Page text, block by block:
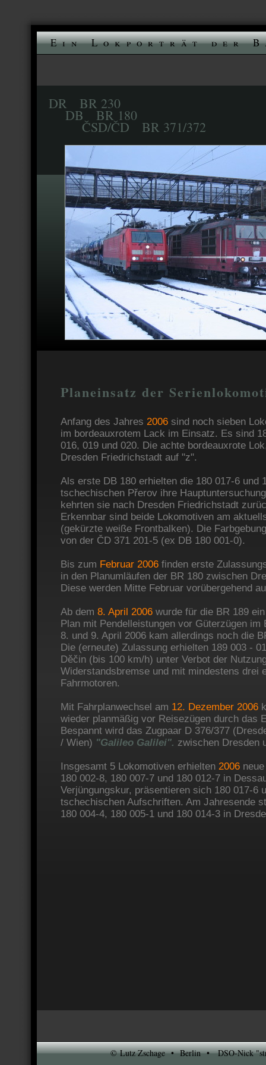
Ein Lokporträt der
DR BR 230
DB BR 180
ČSD/ČD BR 371/372
Planeinsatz der
Anfang des Jahres 2006 sind noch sieben
im bordeauxrotem Lack im Einsatz. Es sind
016, 019 und 020. Die achte bordeauxrote
Dresden Friedrichstadt auf "z".
Als erste DB 180 erhielten die 180 017-6 und
tschechischen Přerov ihre
kehrten sie nach Dresden Friedrichstadt
Erkennbar sind beide Lokomotiven am
(gekürzte weiße Frontbalken). Die
von der ČD 371 201-5 (ex DB 180 001-0).
Bis zum Februar 2006 finden erste
in den Planumläufen der BR 180 zwischen
Diese werden Mitte Februar vorübergehend
Ab dem 8. April 2006 wurde für die BR 189
Plan mit Pendelleistungen vor Güterzügen im
8. und 9. April 2006 kam allerdings noch die
Die (erneute) Zulassung erhielten 189 003 -
Děčin (bis 100 km/h) unter Verbot der
Widerstandsbremse und mit mindestens drei
Fahrmotoren.
Mit Fahrplanwechsel am 12. Dezember 2006
wieder planmäßig vor Reisezügen durch das
Bespannt wird das Zugpaar D 376/377
/ Wien) "Galileo Galilei". zwischen Dresden
Insgesamt 5 Lokomotiven erhielten 2006
180 002-8, 180 007-7 und 180 012-7 in
Verjüngungskur, präsentieren sich 180 017-6
tschechischen Aufschriften. Am Jahresende
180 004-4, 180 005-1 und 180 014-3 in
© Lutz Zschage • Berlin • DSO-Nick